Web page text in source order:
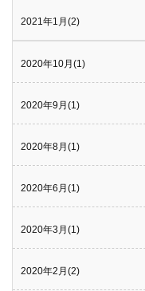
2021年1月(2)
2020年10月(1)
2020年9月(1)
2020年8月(1)
2020年6月(1)
2020年3月(1)
2020年2月(2)